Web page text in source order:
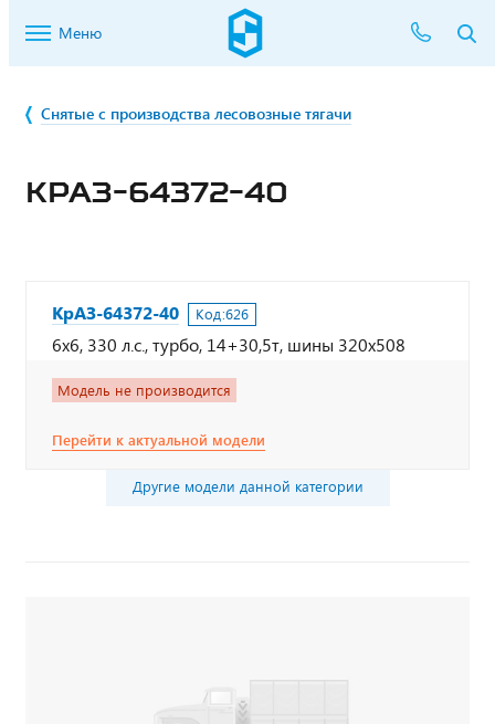
Меню
Снятые с производства лесовозные тягачи
КРАЗ-64372-40
КрАЗ-64372-40 Код:626
6х6, 330 л.с., турбо, 14+30,5т, шины 320х508
Модель не производится
Перейти к актуальной модели
Другие модели данной категории